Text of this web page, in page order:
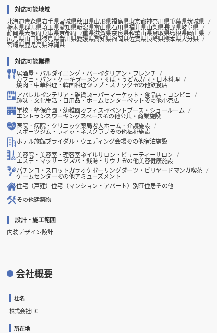
対応可能地域
北海道青森県岩手県宮城県秋田県山形県福島県東京都神奈川県千葉県茨城県
栃木県群馬県埼玉県愛知県新潟県富山県石川県福井県山梨県長野県岐阜県
静岡県大阪府兵庫県京都府三重県滋賀県奈良県和歌山県鳥取県島根県岡山県
広島県山口県徳島県香川県愛媛県高知県福岡県佐賀県長崎県熊本県大分県
宮崎県鹿児島県沖縄県
対応可能業種
居酒屋・バルダイニング・バーイタリアン・フレンチ
カフェ・パン・ケーキラーメン・そば・うどん寿司・日本料理
焼肉・中華料理・韓国料理クラブ・スナックその他飲食店
アパレルインテリア・雑貨スーパーマーケット・食品店・コンビニ
趣味・文化生活・日用品・ホームセンターペットその他小売店
学校・塾保育園・幼稚園オフィスイベントブース・ショールーム
エントランスワーキングスペースその他公共・商業施設
医院・病院・クリニック薬局老人ホーム・介護施設
スポーツジム・フィットネスクラブその他福祉施設
ホテル旅館ブライダル・ウェディング会場その他宿泊施設
美容院・美容室・理容室ネイルサロン・ビューティーサロン
エステ・マッサージスパ・銭湯・サウナその他美容健康施設
パチンコ・スロットカラオケボーリングダーツ・ビリヤードマンガ喫茶
ゲームセンターその他アミューズメント
住宅（戸建） 住宅（マンション・アパート） 別荘住居その他
その他建築物
設計・施工範囲
内装デザイン設計
会社概要
社名
株式会社FiG
所在地